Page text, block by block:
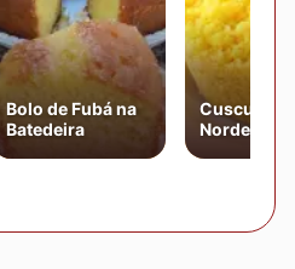
Bolo de Fubá na
Batedeira
Cuscuz
Nordestino